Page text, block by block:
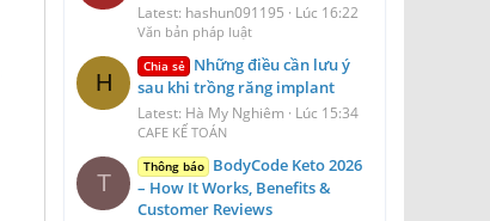
Latest: hashun091195 Lúc 16:22
Văn bản pháp luật
H
Chia sẻ Những điều cần lưu ý
sau khi trồng răng implant
Latest: Hà My Nghiêm Lúc 15:34
CAFE KẾ TOÁN
T
Thông báo BodyCode Keto 2026
– How It Works, Benefits &
Customer Reviews